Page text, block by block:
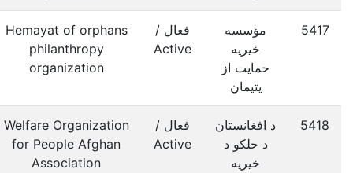
5417
مؤسسه
خیریه
حمایت از
یتیمان
فعال /
Active
Hemayat of orphans
philanthropy
organization
5418
د افغانستان
د حلکو د
خیریه
فعال /
Active
Welfare Organization
for People Afghan
Association